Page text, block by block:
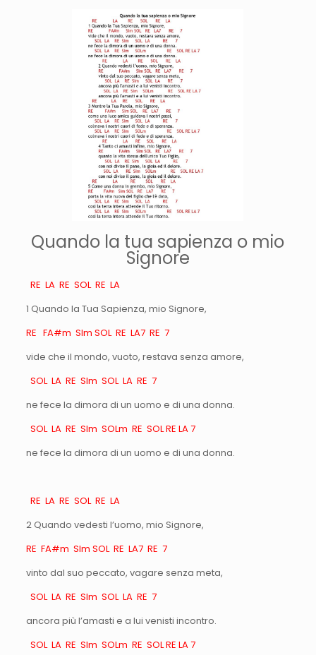
Quando la tua sapienza o mio
Signore
RE LA RE SOL RE LA
1 Quando la Tua Sapienza, mio Signore,
RE FA#m SIm SOL RE LA7 RE 7
vide che il mondo, vuoto, restava senza amore,
SOL LA RE SIm SOL LA RE 7
ne fece la dimora di un uomo e di una donna.
SOL LA RE SIm SOLm RE SOL RE LA 7
ne fece la dimora di un uomo e di una donna.
RE LA RE SOL RE LA
2 Quando vedesti l’uomo, mio Signore,
RE FA#m SIm SOL RE LA7 RE 7
vinto dal suo peccato, vagare senza meta,
SOL LA RE SIm SOL LA RE 7
ancora più l’amasti e a lui venisti incontro.
SOL LA RE SIm SOLm RE SOL RE LA 7